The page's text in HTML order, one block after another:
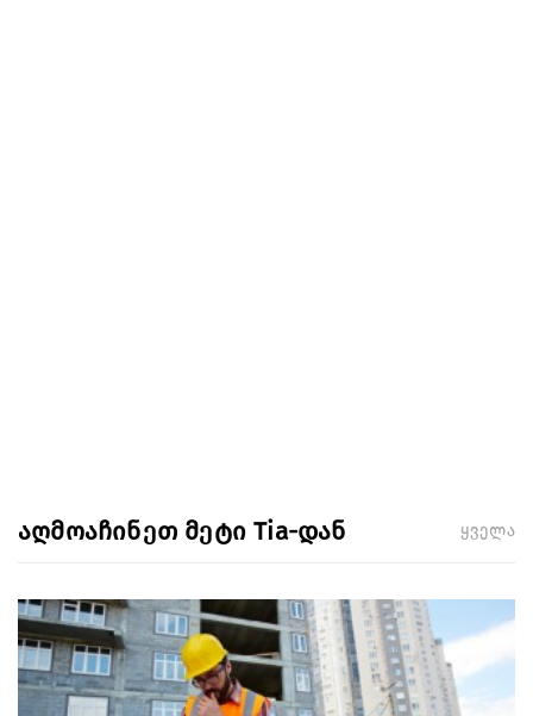
აღმოაჩინეთ მეტი Tia-დან ყველა